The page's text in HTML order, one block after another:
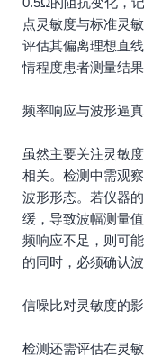
点灵敏度与标准灵
评估其偏离理想直
情程度患者测量结
频率响应与波形逼
虽然主要关注灵敏
相关。检测中需观
波形形态。若仪器
缓，导致波幅测量
频响应不足，则可
的同时，必须确认
信噪比对灵敏度的
检测还需评估在灵